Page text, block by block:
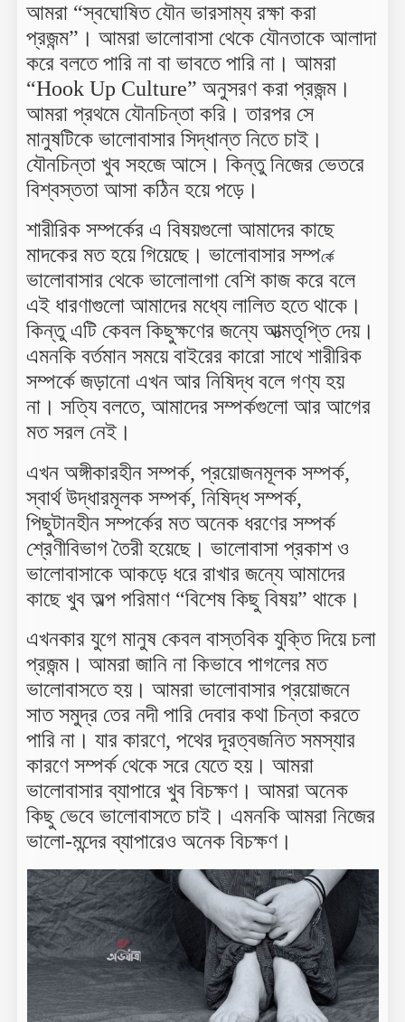
আমরা “স্বঘোষিত যৌন ভারসাম্য রক্ষা করা
প্রজন্ম”। আমরা ভালোবাসা থেকে যৌনতাকে আলাদা
করে বলতে পারি না বা ভাবতে পারি না। আমরা
“Hook Up Culture” অনুসরণ করা প্রজন্ম।
আমরা প্রথমে যৌনচিন্তা করি। তারপর সে
মানুষটিকে ভালোবাসার সিদ্ধান্ত নিতে চাই।
যৌনচিন্তা খুব সহজে আসে। কিন্তু নিজের ভেতরে
বিশ্বস্ততা আসা কঠিন হয়ে পড়ে।
শারীরিক সম্পর্কের এ বিষয়গুলো আমাদের কাছে
মাদকের মত হয়ে গিয়েছে। ভালোবাসার সম্পর্কে
ভালোবাসার থেকে ভালোলাগা বেশি কাজ করে বলে
এই ধারণাগুলো আমাদের মধ্যে লালিত হতে থাকে।
কিন্তু এটি কেবল কিছুক্ষণের জন্যে আত্মতৃপ্তি দেয়।
এমনকি বর্তমান সময়ে বাইরের কারো সাথে শারীরিক
সম্পর্কে জড়ানো এখন আর নিষিদ্ধ বলে গণ্য হয়
না। সত্যি বলতে, আমাদের সম্পর্কগুলো আর আগের
মত সরল নেই।
এখন অঙ্গীকারহীন সম্পর্ক, প্রয়োজনমূলক সম্পর্ক,
স্বার্থ উদ্ধারমূলক সম্পর্ক, নিষিদ্ধ সম্পর্ক,
পিছুটানহীন সম্পর্কের মত অনেক ধরণের সম্পর্ক
শ্রেণীবিভাগ তৈরী হয়েছে। ভালোবাসা প্রকাশ ও
ভালোবাসাকে আকড়ে ধরে রাখার জন্যে আমাদের
কাছে খুব অল্প পরিমাণ “বিশেষ কিছু বিষয়” থাকে।
এখনকার যুগে মানুষ কেবল বাস্তবিক যুক্তি দিয়ে চলা
প্রজন্ম। আমরা জানি না কিভাবে পাগলের মত
ভালোবাসতে হয়। আমরা ভালোবাসার প্রয়োজনে
সাত সমুদ্র তের নদী পারি দেবার কথা চিন্তা করতে
পারি না। যার কারণে, পথের দূরত্বজনিত সমস্যার
কারণে সম্পর্ক থেকে সরে যেতে হয়। আমরা
ভালোবাসার ব্যাপারে খুব বিচক্ষণ। আমরা অনেক
কিছু ভেবে ভালোবাসতে চাই। এমনকি আমরা নিজের
ভালো-মন্দের ব্যাপারেও অনেক বিচক্ষণ।